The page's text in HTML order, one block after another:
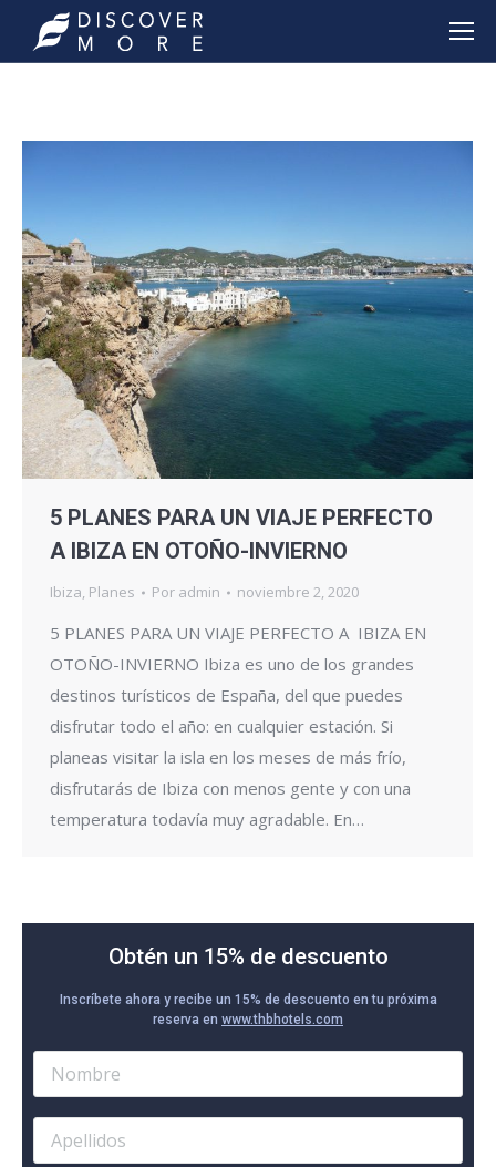
5 PLANES PARA UN VIAJE PERFECTO
A IBIZA EN OTOÑO-INVIERNO
Ibiza, Planes Por admin noviembre 2, 2020
5 PLANES PARA UN VIAJE PERFECTO A IBIZA EN
OTOÑO-INVIERNO Ibiza es uno de los grandes
destinos turísticos de España, del que puedes
disfrutar todo el año: en cualquier estación. Si
planeas visitar la isla en los meses de más frío,
disfrutarás de Ibiza con menos gente y con una
temperatura todavía muy agradable. En…
Obtén un 15% de descuento
Inscríbete ahora y recibe un 15% de descuento en tu próxima
reserva en www.thbhotels.com